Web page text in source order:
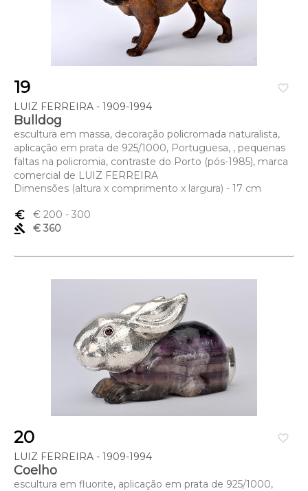
favorite_border
19
LUIZ FERREIRA - 1909-1994
Bulldog
escultura em massa, decoração policromada naturalista,
aplicação em prata de 925/1000, Portuguesa, , pequenas
faltas na policromia, contraste do Porto (pós-1985), marca
comercial de LUIZ FERREIRA
Dimensões (altura x comprimento x largura) - 17 cm
euro_symbol € 200 - 300
gavel
€ 360
favorite_border
20
LUIZ FERREIRA - 1909-1994
Coelho
escultura em fluorite, aplicação em prata de 925/1000,